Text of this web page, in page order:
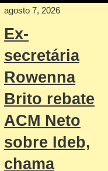
agosto 7, 2026
Ex-
secretária
Rowenna
Brito rebate
ACM Neto
sobre Ideb,
chama